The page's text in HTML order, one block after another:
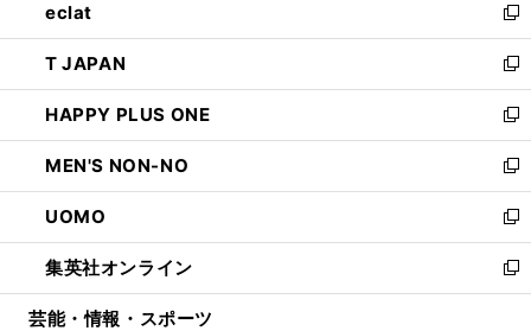
く
で
開
く
ド
ウ
で
開
く
ィ
ン
ド
ウ
で
開
く
い
ウ
ィ
ン
ド
ウ
で
開
く
eclat
新
し
い
ウ
ィ
ン
ド
ウ
で
開
く
T JAPAN
新
し
い
ウ
ィ
ン
ド
ウ
で
開
HAPPY PLUS ONE
新
し
い
ウ
ィ
ン
ド
ウ
MEN'S NON-NO
新
し
い
ウ
ィ
ン
UOMO
新
し
い
ウ
集英社オンライン
新
し
芸能・情報・スポーツ